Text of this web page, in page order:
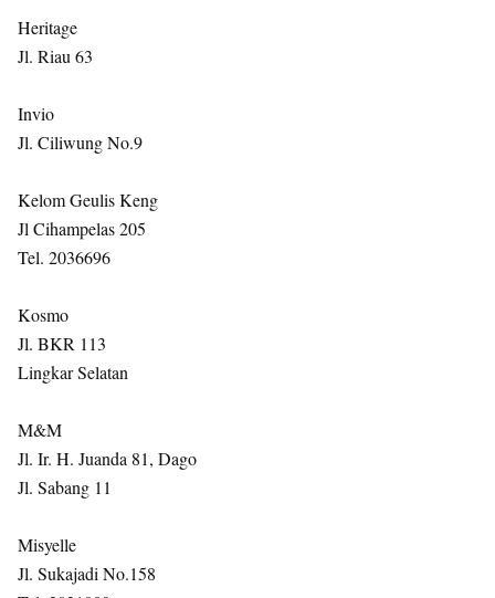
Heritage
Jl. Riau 63
Invio
Jl. Ciliwung No.9
Kelom Geulis Keng
Jl Cihampelas 205
Tel. 2036696
Kosmo
Jl. BKR 113
Lingkar Selatan
M&M
Jl. Ir. H. Juanda 81, Dago
Jl. Sabang 11
Misyelle
Jl. Sukajadi No.158